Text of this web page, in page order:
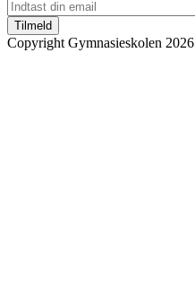
Tilmeld
Copyright Gymnasieskolen 2026